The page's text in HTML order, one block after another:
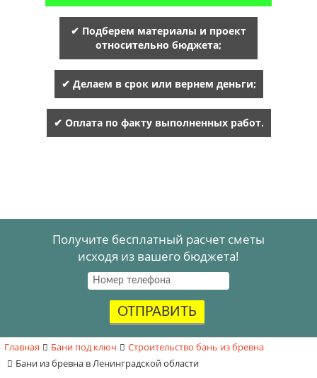
✔ Подберем материалы и проект
относительно бюджета;
✔ Делаем в срок или вернем деньги;
✔ Оплата по факту выполненных работ.
Получите бесплатный расчет сметы
исходя из вашего бюджета!
ОТПРАВИТЬ
Главная Бани под ключ
Строительство бань из бревна
Бани из бревна в Ленинградской области